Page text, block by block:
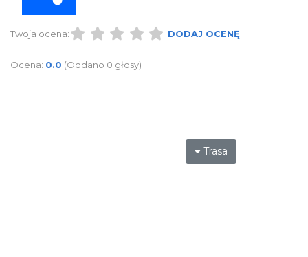
Twoja ocena: DODAJ OCENĘ
Ocena: 0.0 (Oddano 0 głosy)
Trasa